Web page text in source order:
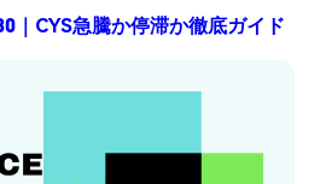
｜CYS急騰か停滞か徹底ガイド